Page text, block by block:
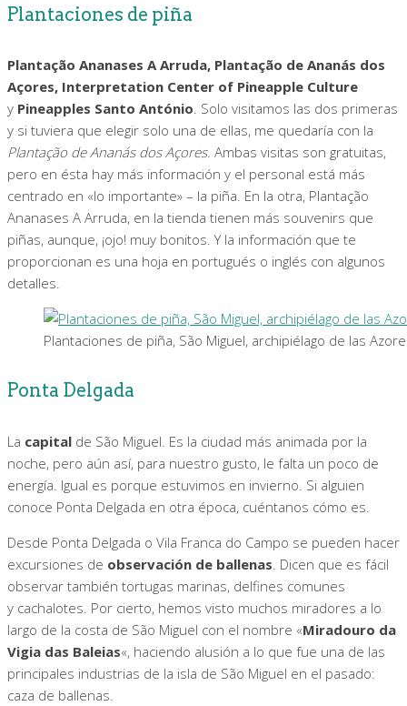
Plantaciones de piña
Plantação Ananases A Arruda, Plantação de Ananás dos
Açores, Interpretation Center of Pineapple Culture
y Pineapples Santo António. Solo visitamos las dos primeras
y si tuviera que elegir solo una de ellas, me quedaría con la
Plantação de Ananás dos Açores. Ambas visitas son gratuitas,
pero en ésta hay más información y el personal está más
centrado en «lo importante» – la piña. En la otra, Plantação
Ananases A Arruda, en la tienda tienen más souvenirs que
piñas, aunque, ¡ojo! muy bonitos. Y la información que te
proporcionan es una hoja en portugués o inglés con algunos
detalles.
Plantaciones de piña, São Miguel, archipiélago de las
Ponta Delgada
La capital de São Miguel. Es la ciudad más animada por la
noche, pero aún así, para nuestro gusto, le falta un poco de
energía. Igual es porque estuvimos en invierno. Si alguien
conoce Ponta Delgada en otra época, cuéntanos cómo es.
Desde Ponta Delgada o Vila Franca do Campo se pueden hacer
excursiones de observación de ballenas . Dicen que es fácil
observar también tortugas marinas, delfines comunes
y cachalotes. Por cierto, hemos visto muchos miradores a lo
largo de la costa de São Miguel con el nombre «Miradouro da
Vigia das Baleias«, haciendo alusión a lo que fue una de las
principales industrias de la isla de São Miguel en el pasado:
caza de ballenas.